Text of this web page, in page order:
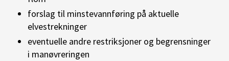
forslag til minstevannføring på aktuelle
elvestrekninger
eventuelle andre restriksjoner og begrensninger
i manøvreringen